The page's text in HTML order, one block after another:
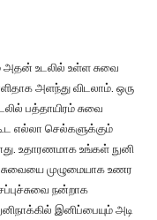
அதன் உடலில் உள்ள சுவை
அளந்து விடலாம். ஒரு
பத்தாயிரம் சுவை
எல்லா செல்களுக்கும்
உதாரணமாக உங்கள் நுனி
முழுமையாக உணர
நன்றாக
இனிப்பையும் அடி